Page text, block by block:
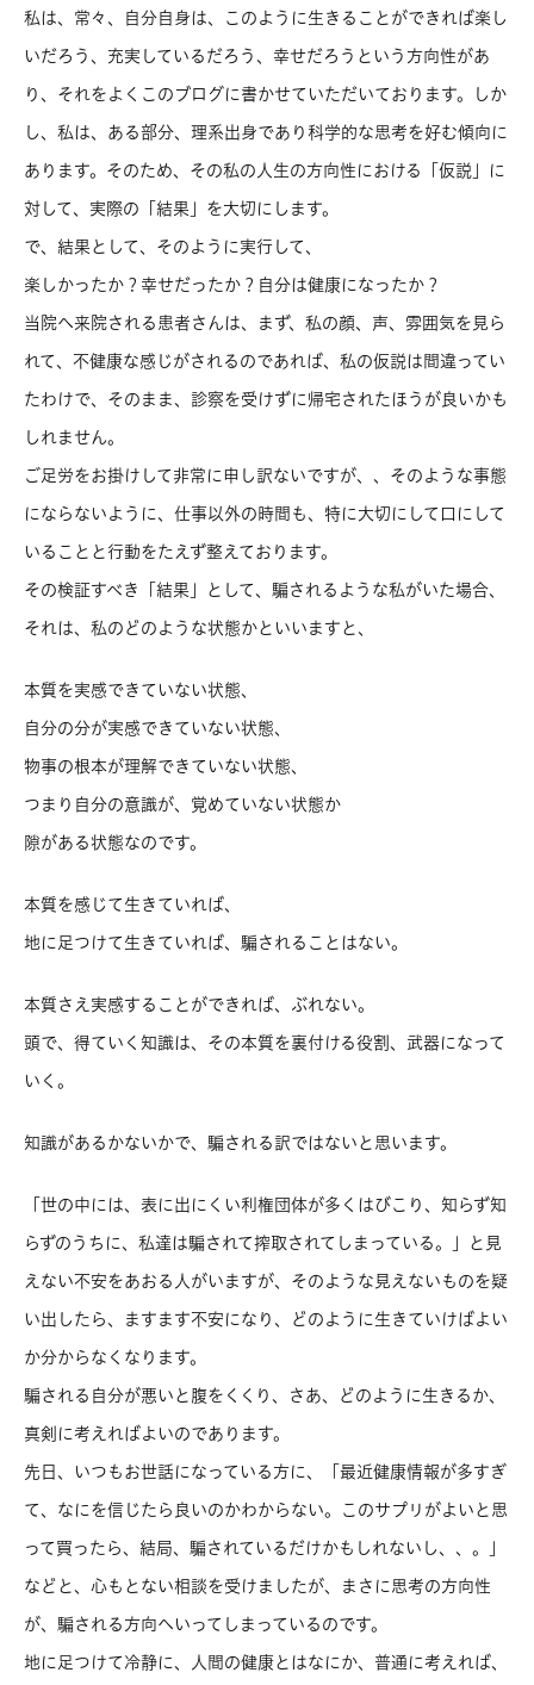
私は、常々、自分自身は、このように生きることができれば楽し
いだろう、充実しているだろう、幸せだろうという方向性があ
り、それをよくこのブログに書かせていただいております。しか
し、私は、ある部分、理系出身であり科学的な思考を好む傾向に
あります。そのため、その私の人生の方向性における「仮説」に
対して、実際の「結果」を大切にします。
で、結果として、そのように実行して、
楽しかったか？幸せだったか？自分は健康になったか？
当院へ来院される患者さんは、まず、私の顔、声、雰囲気を見ら
れて、不健康な感じがされるのであれば、私の仮説は間違ってい
たわけで、そのまま、診察を受けずに帰宅されたほうが良いかも
しれません。
ご足労をお掛けして非常に申し訳ないですが、、そのような事態
にならないように、仕事以外の時間も、特に大切にして口にして
いることと行動をたえず整えております。
その検証すべき「結果」として、騙されるような私がいた場合、
それは、私のどのような状態かといいますと、
本質を実感できていない状態、
自分の分が実感できていない状態、
物事の根本が理解できていない状態、
つまり自分の意識が、覚めていない状態か
隙がある状態なのです。
本質を感じて生きていれば、
地に足つけて生きていれば、騙されることはない。
本質さえ実感することができれば、ぶれない。
頭で、得ていく知識は、その本質を裏付ける役割、武器になって
いく。
知識があるかないかで、騙される訳ではないと思います。
「世の中には、表に出にくい利権団体が多くはびこり、知らず知
らずのうちに、私達は騙されて搾取されてしまっている。」と見
えない不安をあおる人がいますが、そのような見えないものを疑
い出したら、ますます不安になり、どのように生きていけばよい
か分からなくなります。
騙される自分が悪いと腹をくくり、さあ、どのように生きるか、
真剣に考えればよいのであります。
先日、いつもお世話になっている方に、「最近健康情報が多すぎ
て、なにを信じたら良いのかわからない。このサプリがよいと思
って買ったら、結局、騙されているだけかもしれないし、、。」
などと、心もとない相談を受けましたが、まさに思考の方向性
が、騙される方向へいってしまっているのです。
地に足つけて冷静に、人間の健康とはなにか、普通に考えれば、